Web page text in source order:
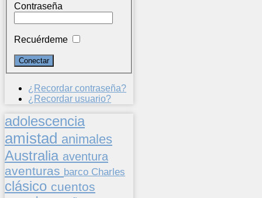
Contraseña
Recuérdeme
¿Recordar contraseña?
¿Recordar usuario?
adolescencia
amistad animales
Australia aventura
aventuras barco Charles
clásico cuentos